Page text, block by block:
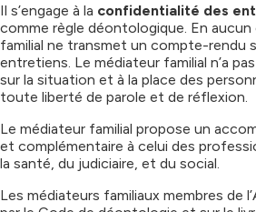
Il s’engage à la confidentialité des
comme règle déontologique. En aucun
familial ne transmet un compte-rendu
entretiens. Le médiateur familial n’a
sur la situation et à la place des
toute liberté de parole et de réflexion.
Le médiateur familial propose un
et complémentaire à celui des
la santé, du judiciaire, et du social.
Les médiateurs familiaux membres de